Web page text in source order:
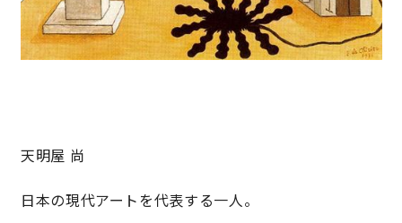
CLOSE
天明屋 尚
日本の現代アートを代表する一人。